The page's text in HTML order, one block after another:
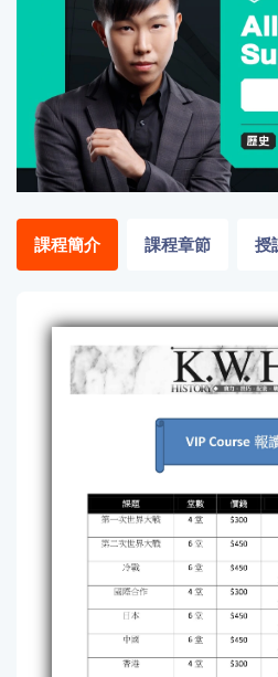
「同
時符
合所
籤」
篩選結果
課程簡介 課程章節 授